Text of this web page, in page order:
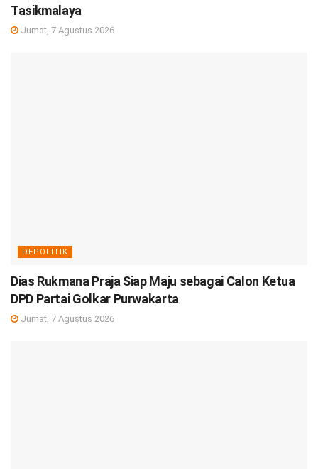
Tasikmalaya
Jumat, 7 Agustus 2026
DEPOLITIK
Dias Rukmana Praja Siap Maju sebagai Calon Ketua
DPD Partai Golkar Purwakarta
Jumat, 7 Agustus 2026